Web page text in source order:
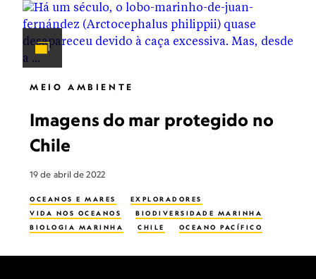
MEIO AMBIENTE
Imagens do mar protegido no
Chile
19 de abril de 2022
OCEANOS E MARES
EXPLORADORES
VIDA NOS OCEANOS
BIODIVERSIDADE MARINHA
BIOLOGIA MARINHA
CHILE OCEANO PACÍFICO